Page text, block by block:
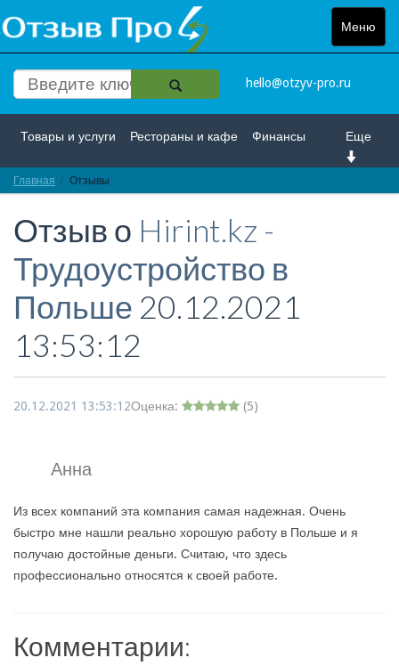
Меню
Toggle
hello@otzyv-pro.ru
Еще
Товары и услуги Рестораны и кафе Финансы
Красота и здоровье
Интернет Путешествие и отдых Транспорт
Недвижимость Работа Гос. учреждения
Личности Логистика Страхование
Главная Отзывы
Отзыв о Hirint.kz -
Трудоустройство в
Польше 20.12.2021
13:53:12
20.12.2021 13:53:12Оценка: (5)
Анна
Из всех компаний эта компания самая надежная. Очень
быстро мне нашли реально хорошую работу в Польше и я
получаю достойные деньги. Считаю, что здесь
профессионально относятся к своей работе.
Комментарии: